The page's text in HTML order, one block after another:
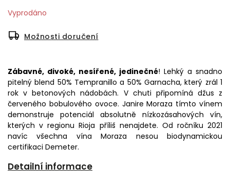
Vyprodáno
Možnosti doručení
Zábavné, divoké, nesířené, jedinečné! Lehký a snadno
pitelný blend 50% Tempranillo a 50% Garnacha, který zrál 1
rok v betonových nádobách. V chuti připomíná džus z
červeného bobulového ovoce. Janire Moraza tímto vínem
demonstruje potenciál absolutně nízkozásahových vín,
kterých v regionu Rioja příliš nenajdete. Od ročníku 2021
navíc všechna vína Moraza nesou biodynamickou
certifikaci Demeter.
Detailní informace